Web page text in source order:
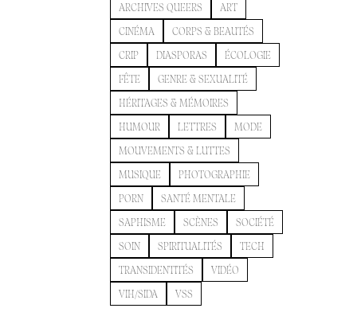
ARCHIVES QUEERS
ART
CINÉMA
CORPS & BEAUTÉS
CRIP
DIASPORAS
ÉCOLOGIE
FÊTE
GENRE & SEXUALITÉ
HÉRITAGES & MÉMOIRES
HUMOUR
LETTRES
MODE
MOUVEMENTS & LUTTES
MUSIQUE
PHOTOGRAPHIE
PORN
SANTÉ MENTALE
SAPHISME
SCÈNES
SOCIÉTÉ
SOIN
SPIRITUALITÉS
TECH
TRANSIDENTITÉS
VIDÉO
VIH/SIDA
VSS